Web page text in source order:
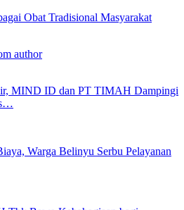
Obat Tradisional Masyarakat
author
MIND ID dan PT TIMAH Dampingi
Warga Belinyu Serbu Pelayanan